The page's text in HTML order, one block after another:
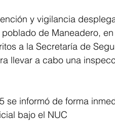
y vigilancia
de Maneadero,
a la Secretaría de
llevar a cabo una
se informó de forma
bajo el NUC